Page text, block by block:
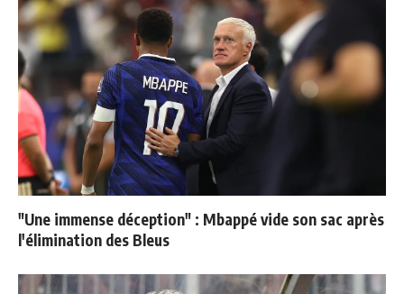
"Une immense déception" : Mbappé vide son sac après
l'élimination des Bleus